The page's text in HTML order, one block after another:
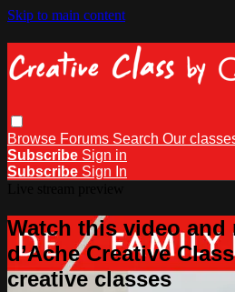
Skip to main content
Browse Forums Search Our
Subscribe Sign in
Subscribe Sign In
Watch this video and
d’Ache Creative
creative classes